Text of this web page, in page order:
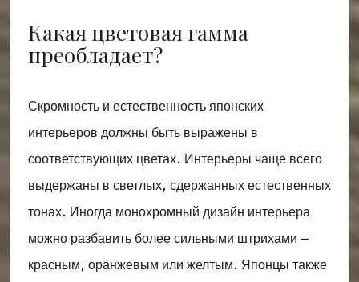
Какая цветовая гамма
преобладает?
Скромность и естественность японских
интерьеров должны быть выражены в
соответствующих цветах. Интерьеры чаще всего
выдержаны в светлых, сдержанных естественных
тонах. Иногда монохромный дизайн интерьера
можно разбавить более сильными штрихами –
красным, оранжевым или желтым. Японцы также